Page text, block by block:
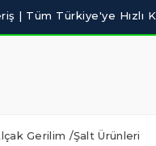
Gerilim /Şalt Ürünleri